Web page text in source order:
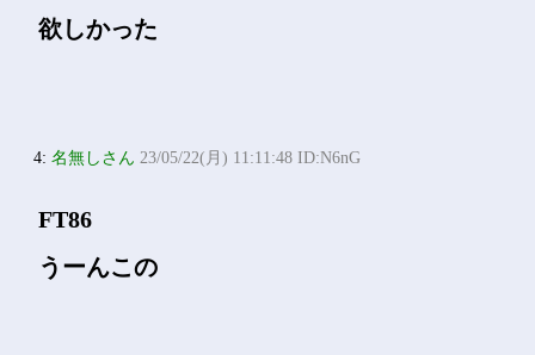
欲しかった
4:名無しさん 23/05/22(月) 11:11:48 ID:N6nG
FT86
うーんこの